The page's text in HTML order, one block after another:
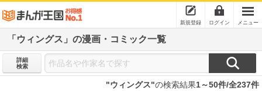
新規登録 ログイン メニュー
「ウィングス」の漫画・コミック一覧
詳細
検索
"ウィングス"の検索結果1～50件/全237件